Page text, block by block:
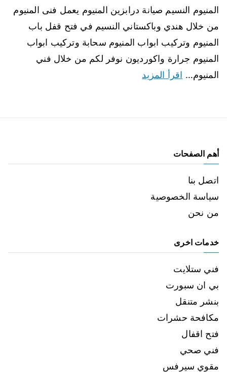
المنيوم النسيم صيانة درابزين المنيوم يعمل فنى المنيوم
من خلال هندي وباكستاني النسيم في فتح قفل باب
المنيوم وتركيب ابواب المنيوم سحابة وتركيب ابواب
المنيوم جرارة واكورديون نوفر لكم من خلال فني
المنيوم… اقرأ المزيد
أهم الصفحات
اتصل بنا
سياسة الخصوصية
من نحن
خدمات اخرى
فني ستلايت
بي ان سبورت
بنشر متنقل
مكافحة حشرات
فتح اقفال
فني صحي
مقوي سيرفس